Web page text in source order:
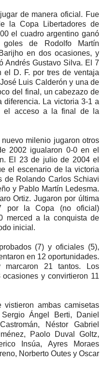
de manera oficial. Fue
la Copa Libertadores de
el cuadro argentino ganó
de Rodolfo Martín
en dos ocasiones, y
Andrés Gustavo Silva. El 7
D. F. por tres de ventaja
Luis Calderón y una de
del final, un cabezazo de
diferencia. La victoria 3-1 a
el acceso a la final de la
milenio jugaron otros
2002 igualaron 0-0 en el
El 23 de julio de 2004 el
el escenario de la victoria
de Rolando Carlos Schiavi
y Pablo Martín Ledesma.
Ortiz. Jugaron por última
la Copa (no oficial)
merced a la conquista de
inicial.
(7) y oficiales (5),
en 12 oportunidades.
21 tantos. Los
y convirtieron 11
ambas camisetas
Ángel Berti, Daniel
Néstor Gabriel
Paolo Duval Goltz,
Insúa, Ayres Moraes
Norberto Outes y Oscar